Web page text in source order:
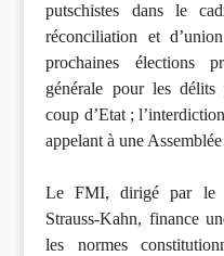
putschistes dans le
réconciliation et
prochaines élections
générale pour les
coup d’Etat ;
appelant à une
Le FMI, dirigé par le
Strauss-Kahn, finance
les normes